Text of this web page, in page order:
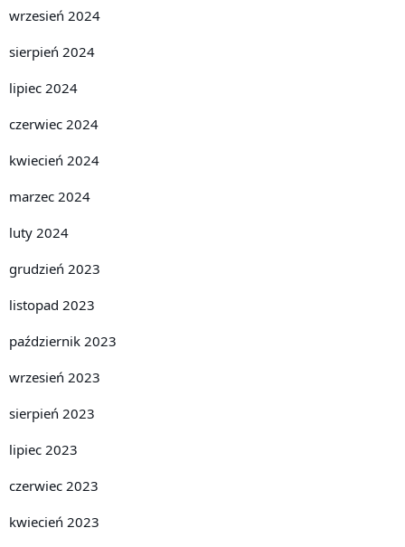
wrzesień 2024
sierpień 2024
lipiec 2024
czerwiec 2024
kwiecień 2024
marzec 2024
luty 2024
grudzień 2023
listopad 2023
październik 2023
wrzesień 2023
sierpień 2023
lipiec 2023
czerwiec 2023
kwiecień 2023